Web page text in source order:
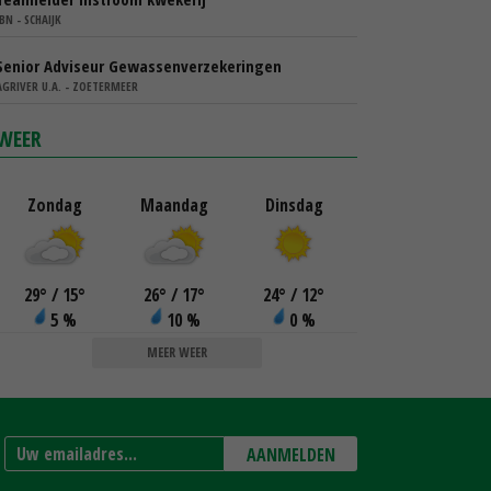
- SCHAIJK
Adviseur Gewassenverzekeringen
U.A. - ZOETERMEER
Zondag
29° / 15°
5 %
Maandag
26° / 17°
10 %
Dinsdag
24° / 12°
0 %
MEER WEER
AANMELDEN